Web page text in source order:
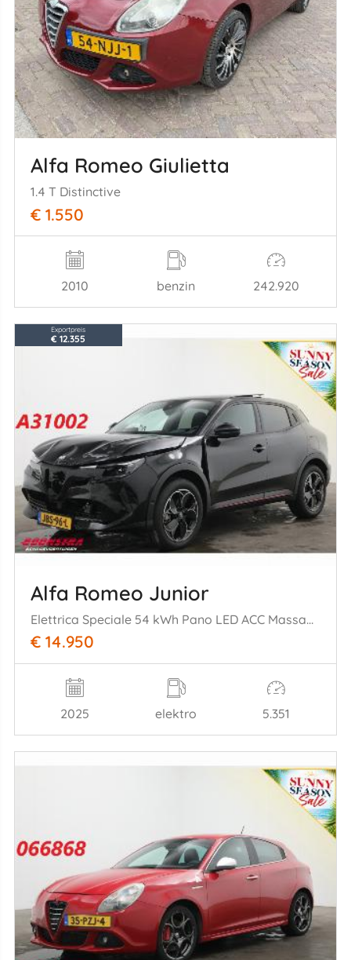
Alfa Romeo Giulietta
1.4 T Distinctive
€ 1.550
2010 benzin 242.920
Exportpreis
€ 12.355
Alfa Romeo Junior
Elettrica Speciale 54 kWh Pano LED ACC Massage Camera 5.351 km!
€ 14.950
2025 elektro 5.351